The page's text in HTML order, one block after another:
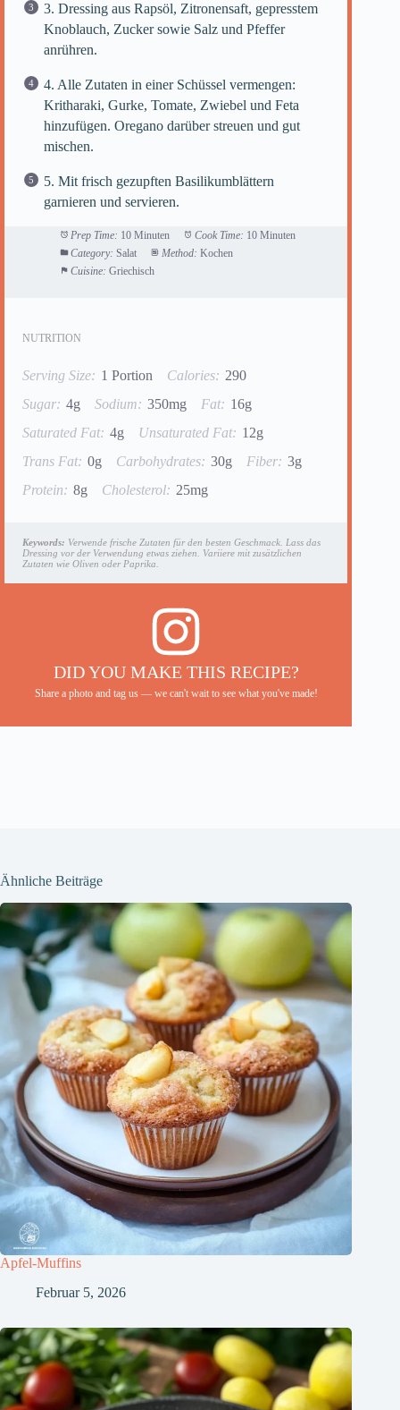
3. Dressing aus Rapsöl, Zitronensaft, gepresstem
Knoblauch, Zucker sowie Salz und Pfeffer
anrühren.
4. Alle Zutaten in einer Schüssel vermengen:
Kritharaki, Gurke, Tomate, Zwiebel und Feta
hinzufügen. Oregano darüber streuen und gut
mischen.
5. Mit frisch gezupften Basilikumblättern
garnieren und servieren.
Prep Time: 10 Minuten Cook Time: 10 Minuten
Category: Salat Method: Kochen
Cuisine: Griechisch
NUTRITION
Serving Size: 1 Portion Calories: 290
Sugar: 4g Sodium: 350mg Fat: 16g
Saturated Fat: 4g Unsaturated Fat: 12g
Trans Fat: 0g Carbohydrates: 30g Fiber: 3g
Protein: 8g Cholesterol: 25mg
Keywords: Verwende frische Zutaten für den besten Geschmack. Lass das
Dressing vor der Verwendung etwas ziehen. Variiere mit zusätzlichen
Zutaten wie Oliven oder Paprika.
DID YOU MAKE THIS RECIPE?
Share a photo and tag us — we can't wait to see what you've made!
Ähnliche Beiträge
Apfel-Muffins
Februar 5, 2026